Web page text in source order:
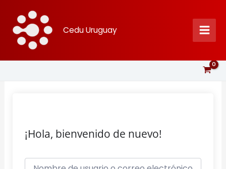
contenido
Cedu Uruguay
¡Hola, bienvenido de nuevo!